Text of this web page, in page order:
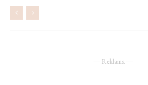
― Reklama ―